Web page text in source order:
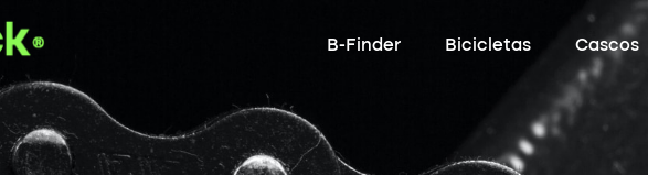
B-Finder Bicicletas Cascos